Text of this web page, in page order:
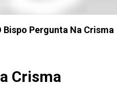
Bispo Pergunta Na Crisma
Crisma